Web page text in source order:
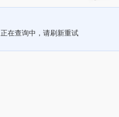
正在查询中，请刷新重试